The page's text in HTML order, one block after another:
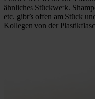
ähnliches Stückwerk.
etc. gibt’s offen am Stück
Kollegen von der